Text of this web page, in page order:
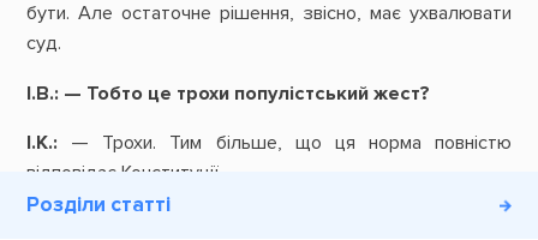
Розділи статті
бути. Але остаточне рішення, звісно, має ухвалювати
суд.
І.В.: — Тобто це трохи популістський жест?
І.К.: — Трохи. Тим більше, що ця норма повністю
відповідає Конституції.